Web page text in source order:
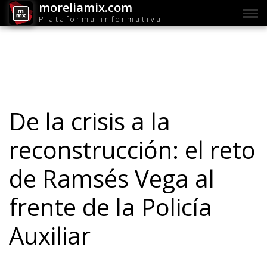
moreliamix.com
Plataforma informativa
De la crisis a la
reconstrucción: el reto
de Ramsés Vega al
frente de la Policía
Auxiliar